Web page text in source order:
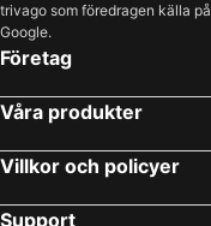
trivago som föredragen källa på
Google.
Företag
Våra produkter
Villkor och policyer
Support